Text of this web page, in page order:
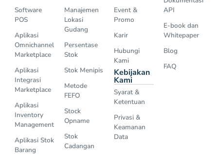
Software
POS
Aplikasi
Omnichannel
Marketplace
Aplikasi
Integrasi
Marketplace
Aplikasi
Inventory
Management
Aplikasi Stok
Barang
Manajemen
Lokasi
Gudang
Persentase
Stok
Stok Menipis
Metode
FEFO
Stock
Opname
Stok
Cadangan
Event &
Promo
Karir
Hubungi
Kami
Kebijakan
Kami
Syarat &
Ketentuan
Privasi &
Keamanan
Data
API
E-book dan
Whitepaper
Blog
FAQ